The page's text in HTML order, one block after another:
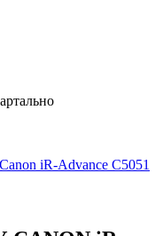
iR-Advance C5051